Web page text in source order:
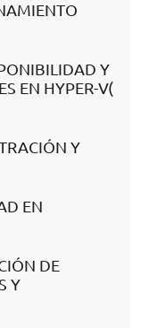
Y
EN HYPER-V(
Y
EN
DE
Y